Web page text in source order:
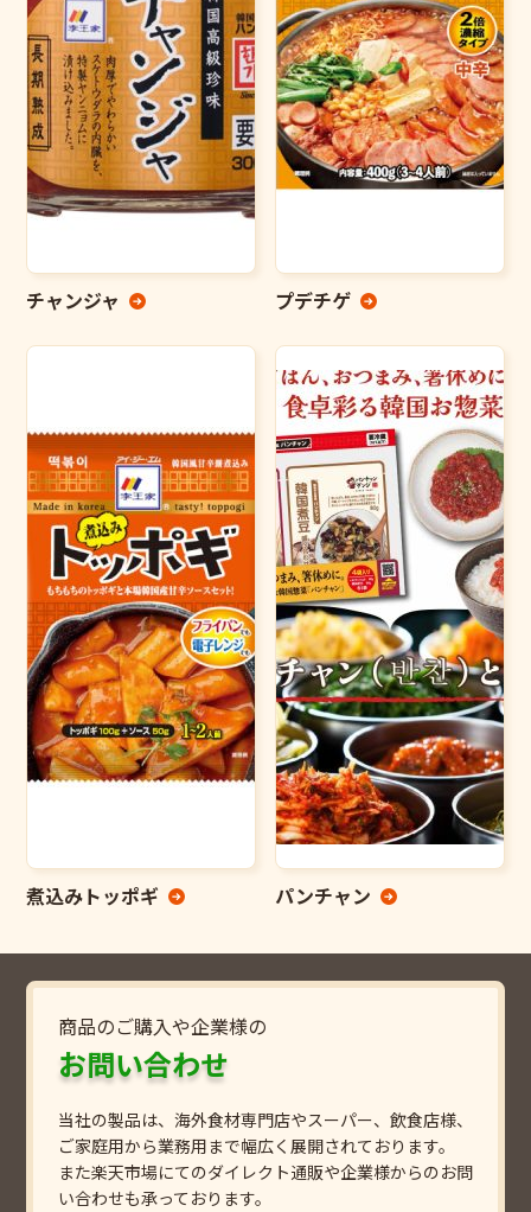
チャンジャ プデチゲ
煮込みトッポギ パンチャン
商品のご購入や企業様の
お問い合わせ
当社の製品は、海外食材専門店やスーパー、飲食店様、
ご家庭用から業務用まで幅広く展開されております。
また楽天市場にてのダイレクト通販や企業様からのお問
い合わせも承っております。